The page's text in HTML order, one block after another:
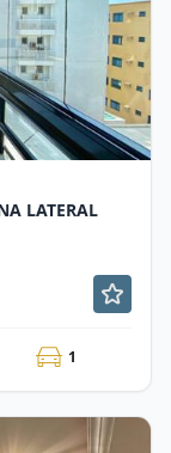
LATERAL
1